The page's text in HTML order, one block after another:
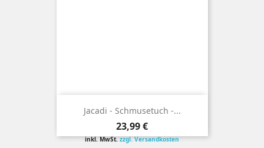
Jacadi - Schmusetuch -...
Preis
23,99 €
inkl. MwSt.zzgl. Versandkosten